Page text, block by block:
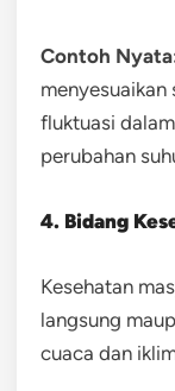
Contoh
fluktuasi
perubahan
4. Bidang
Kesehatan
langsung
cuaca dan